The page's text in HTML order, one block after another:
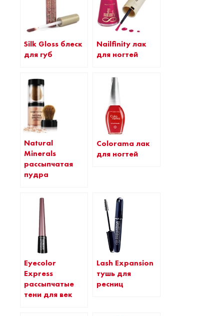
Silk Gloss блеск
для губ
Nailfinity лак
для ногтей
Natural
Minerals
рассыпчатая
пудра
Colorama лак
для ногтей
Eyecolor
Express
рассыпчатые
тени для век
Lash Expansion
тушь для
ресниц